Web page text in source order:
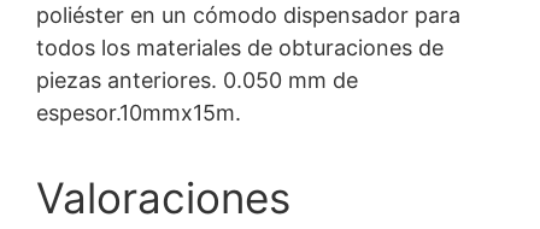
poliéster en un cómodo dispensador para
todos los materiales de obturaciones de
piezas anteriores. 0.050 mm de
espesor.10mmx15m.
Valoraciones